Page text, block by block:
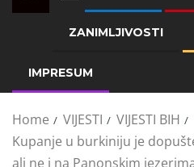
ZANIMLJIVOSTI
IMPRESUM
Home VIJESTI
VIJESTI BIH
Kupanje u burkiniju je
ali ne i na Panonskim